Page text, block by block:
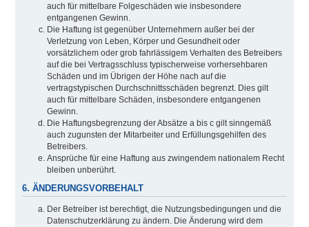
auch für mittelbare Folgeschäden wie insbesondere
entgangenen Gewinn.
Die Haftung ist gegenüber Unternehmern außer bei der
Verletzung von Leben, Körper und Gesundheit oder
vorsätzlichem oder grob fahrlässigem Verhalten des Betreibers
auf die bei Vertragsschluss typischerweise vorhersehbaren
Schäden und im Übrigen der Höhe nach auf die
vertragstypischen Durchschnittsschäden begrenzt. Dies gilt
auch für mittelbare Schäden, insbesondere entgangenen
Gewinn.
Die Haftungsbegrenzung der Absätze a bis c gilt sinngemäß
auch zugunsten der Mitarbeiter und Erfüllungsgehilfen des
Betreibers.
Ansprüche für eine Haftung aus zwingendem nationalem Recht
bleiben unberührt.
6. ÄNDERUNGSVORBEHALT
Der Betreiber ist berechtigt, die Nutzungsbedingungen und die
Datenschutzerklärung zu ändern. Die Änderung wird dem